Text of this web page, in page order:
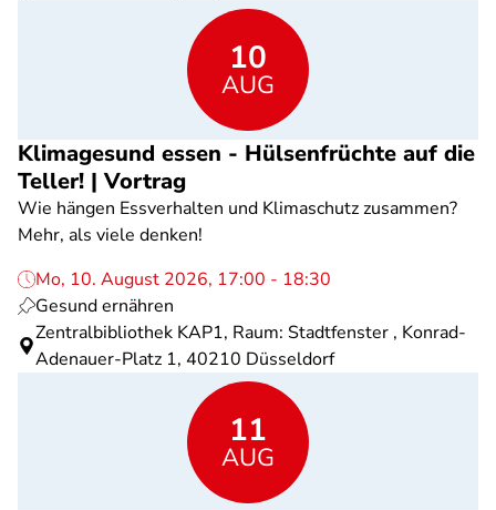
10
AUG
Klimagesund essen - Hülsenfrüchte auf die
Teller! | Vortrag
Wie hängen Essverhalten und Klimaschutz zusammen?
Mehr, als viele denken!
Mo, 10. August 2026, 17:00 - 18:30
Gesund ernähren
Zentralbibliothek KAP1, Raum: Stadtfenster , Konrad-
Adenauer-Platz 1, 40210 Düsseldorf
11
AUG